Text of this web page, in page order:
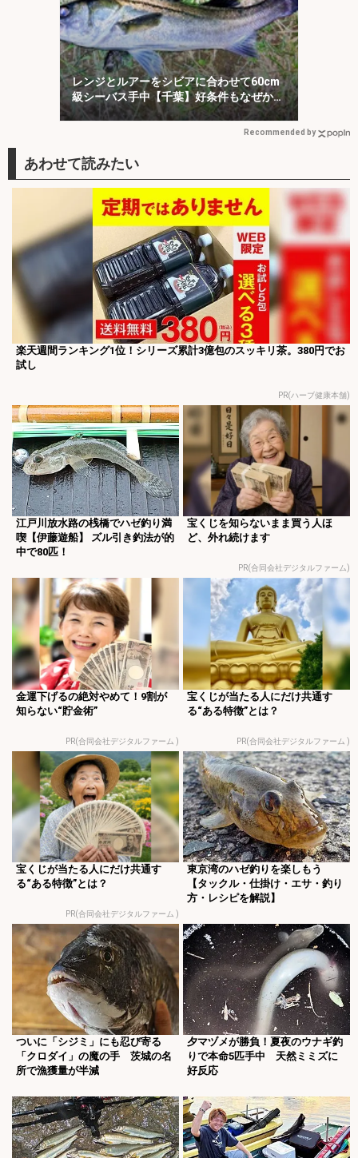
レンジとルアーをシビアに合わせて60cm
級シーバス手中【千葉】好条件もなぜか苦
戦
Recommended by
楽天週間ランキング1位！シリーズ累計3億包のスッキリ茶。380円でお
試し
PR(ハーブ健康本舗)
江戸川放水路の桟橋でハゼ釣り満
喫【伊藤遊船】 ズル引き釣法が的
中で80匹！
宝くじを知らないまま買う人ほ
ど、外れ続けます
PR(合同会社デジタルファーム)
金運下げるの絶対やめて！9割が
知らない“貯金術”
PR(合同会社デジタルファーム )
宝くじが当たる人にだけ共通す
る“ある特徴”とは？
PR(合同会社デジタルファーム )
宝くじが当たる人にだけ共通す
る“ある特徴”とは？
PR(合同会社デジタルファーム )
東京湾のハゼ釣りを楽しもう
【タックル・仕掛け・エサ・釣り
方・レシピを解説】
ついに「シジミ」にも忍び寄る
「クロダイ」の魔の手 茨城の名
所で漁獲量が半減
夕マヅメが勝負！夏夜のウナギ釣
りで本命5匹手中 天然ミミズに
好反応